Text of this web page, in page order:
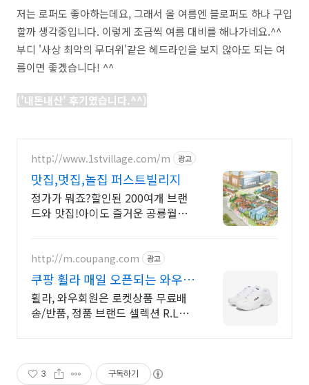
저는 로퍼도 좋아하는데요, 그래서 올 여름엔 블로퍼도 하나 구입
할까 생각중입니다. 이렇게 조금씩 여름 대비를 해나가네요.^^
부디 '사상 최악의 무더위'같은 헤드라인을 보지 않아도 되는 여
름이면 좋겠습니다! ^^
('내돈내산' 후기였습니다.^^)
http://www.1stvillage.com/m 광고
맛집,멋집,놀집 퍼스트빌리지
정가가 뭐죠?할인된 200여개 브랜
드와 맛집!아이도 즐거운 공룡월드,
http://m.coupang.com 광고
쿠팡 휠라 매일 오픈되는 와우회
원 특가
휠라, 와우회원은 로켓상품 무료배
송/반품, 정품 브랜드 셀렉션 R.LUX
3 구독하기